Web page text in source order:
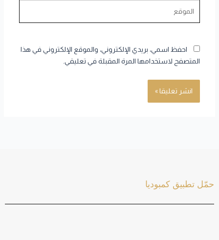
احفظ اسمي، بريدي الإلكتروني، والموقع الإلكتروني في هذا
المتصفح لاستخدامها المرة المقبلة في تعليقي.
حمّل تطبيق كمبوديا